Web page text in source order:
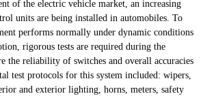
of the electric vehicle market, an increasing
units are being installed in automobiles. To
performs normally under dynamic conditions
rigorous tests are required during the
the reliability of switches and overall accuracies
test protocols for this system included: wipers,
and exterior lighting, horns, meters, safety